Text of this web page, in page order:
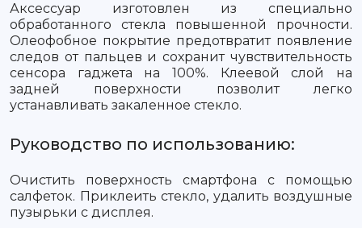
Аксессуар изготовлен из специально
обработанного стекла повышенной прочности.
Олеофобное покрытие предотвратит появление
следов от пальцев и сохранит чувствительность
сенсора гаджета на 100%. Клеевой слой на
задней поверхности позволит легко
устанавливать закаленное стекло.
Руководство по использованию:
Очистить поверхность смартфона с помощью
салфеток. Приклеить стекло, удалить воздушные
пузырьки с дисплея.